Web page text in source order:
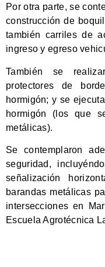
Por otra parte, se
construcción de
también carriles de
ingreso y egreso
También se
protectores de
hormigón; y se
hormigón (los que
metálicas).
Se contemplaron
seguridad,
señalización
barandas metálicas
intersecciones en
Escuela Agrotécnica